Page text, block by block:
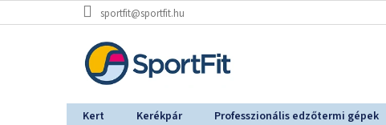
a
sportfit@sportfit.hu
Kert Kerékpár Professzionális edzőtermi gépek